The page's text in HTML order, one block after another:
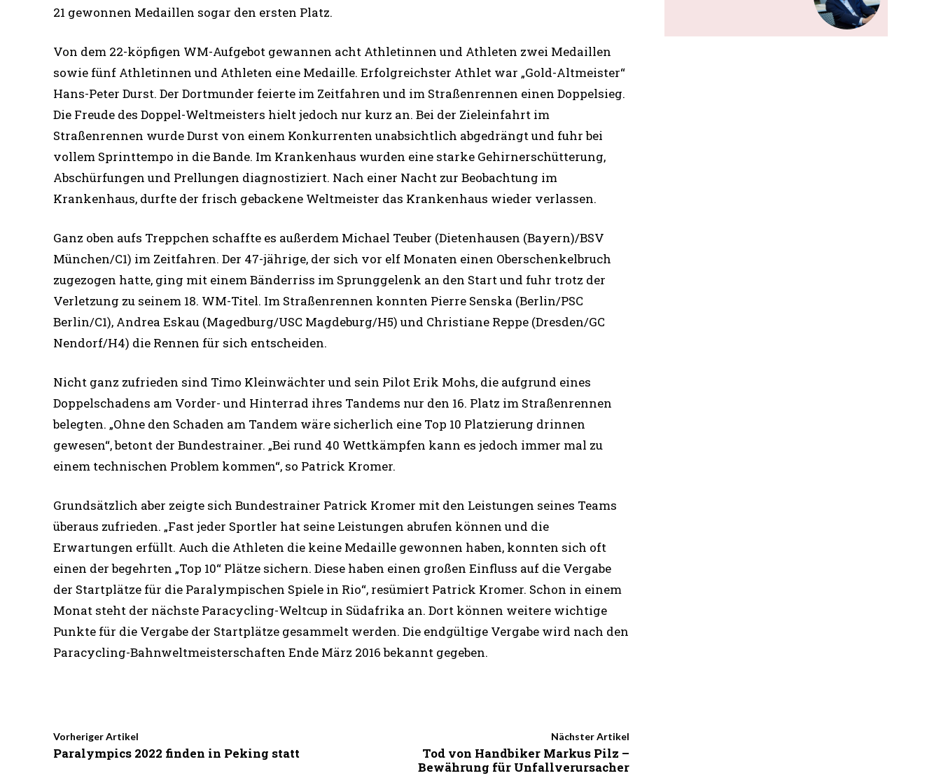
21 gewonnen Medaillen sogar den ersten Platz.
Von dem 22-köpfigen WM-Aufgebot gewannen acht Athletinnen und Athleten zwei Medaillen
sowie fünf Athletinnen und Athleten eine Medaille. Erfolgreichster Athlet war „Gold-Altmeister“
Hans-Peter Durst. Der Dortmunder feierte im Zeitfahren und im Straßenrennen einen Doppelsieg.
Die Freude des Doppel-Weltmeisters hielt jedoch nur kurz an. Bei der Zieleinfahrt im
Straßenrennen wurde Durst von einem Konkurrenten unabsichtlich abgedrängt und fuhr bei
vollem Sprinttempo in die Bande. Im Krankenhaus wurden eine starke Gehirnerschütterung,
Abschürfungen und Prellungen diagnostiziert. Nach einer Nacht zur Beobachtung im
Krankenhaus, durfte der frisch gebackene Weltmeister das Krankenhaus wieder verlassen.
Ganz oben aufs Treppchen schaffte es außerdem Michael Teuber (Dietenhausen (Bayern)/BSV
München/C1) im Zeitfahren. Der 47-jährige, der sich vor elf Monaten einen Oberschenkelbruch
zugezogen hatte, ging mit einem Bänderriss im Sprunggelenk an den Start und fuhr trotz der
Verletzung zu seinem 18. WM-Titel. Im Straßenrennen konnten Pierre Senska (Berlin/PSC
Berlin/C1), Andrea Eskau (Magedburg/USC Magdeburg/H5) und Christiane Reppe (Dresden/GC
Nendorf/H4) die Rennen für sich entscheiden.
Nicht ganz zufrieden sind Timo Kleinwächter und sein Pilot Erik Mohs, die aufgrund eines
Doppelschadens am Vorder- und Hinterrad ihres Tandems nur den 16. Platz im Straßenrennen
belegten. „Ohne den Schaden am Tandem wäre sicherlich eine Top 10 Platzierung drinnen
gewesen“, betont der Bundestrainer. „Bei rund 40 Wettkämpfen kann es jedoch immer mal zu
einem technischen Problem kommen“, so Patrick Kromer.
Grundsätzlich aber zeigte sich Bundestrainer Patrick Kromer mit den Leistungen seines Teams
überaus zufrieden. „Fast jeder Sportler hat seine Leistungen abrufen können und die
Erwartungen erfüllt. Auch die Athleten die keine Medaille gewonnen haben, konnten sich oft
einen der begehrten „Top 10“ Plätze sichern. Diese haben einen großen Einfluss auf die Vergabe
der Startplätze für die Paralympischen Spiele in Rio“, resümiert Patrick Kromer. Schon in einem
Monat steht der nächste Paracycling-Weltcup in Südafrika an. Dort können weitere wichtige
Punkte für die Vergabe der Startplätze gesammelt werden. Die endgültige Vergabe wird nach den
Paracycling-Bahnweltmeisterschaften Ende März 2016 bekannt gegeben.
Vorheriger Artikel
Paralympics 2022 finden in Peking statt
Nächster Artikel
Tod von Handbiker Markus Pilz –
Bewährung für Unfallverursacher